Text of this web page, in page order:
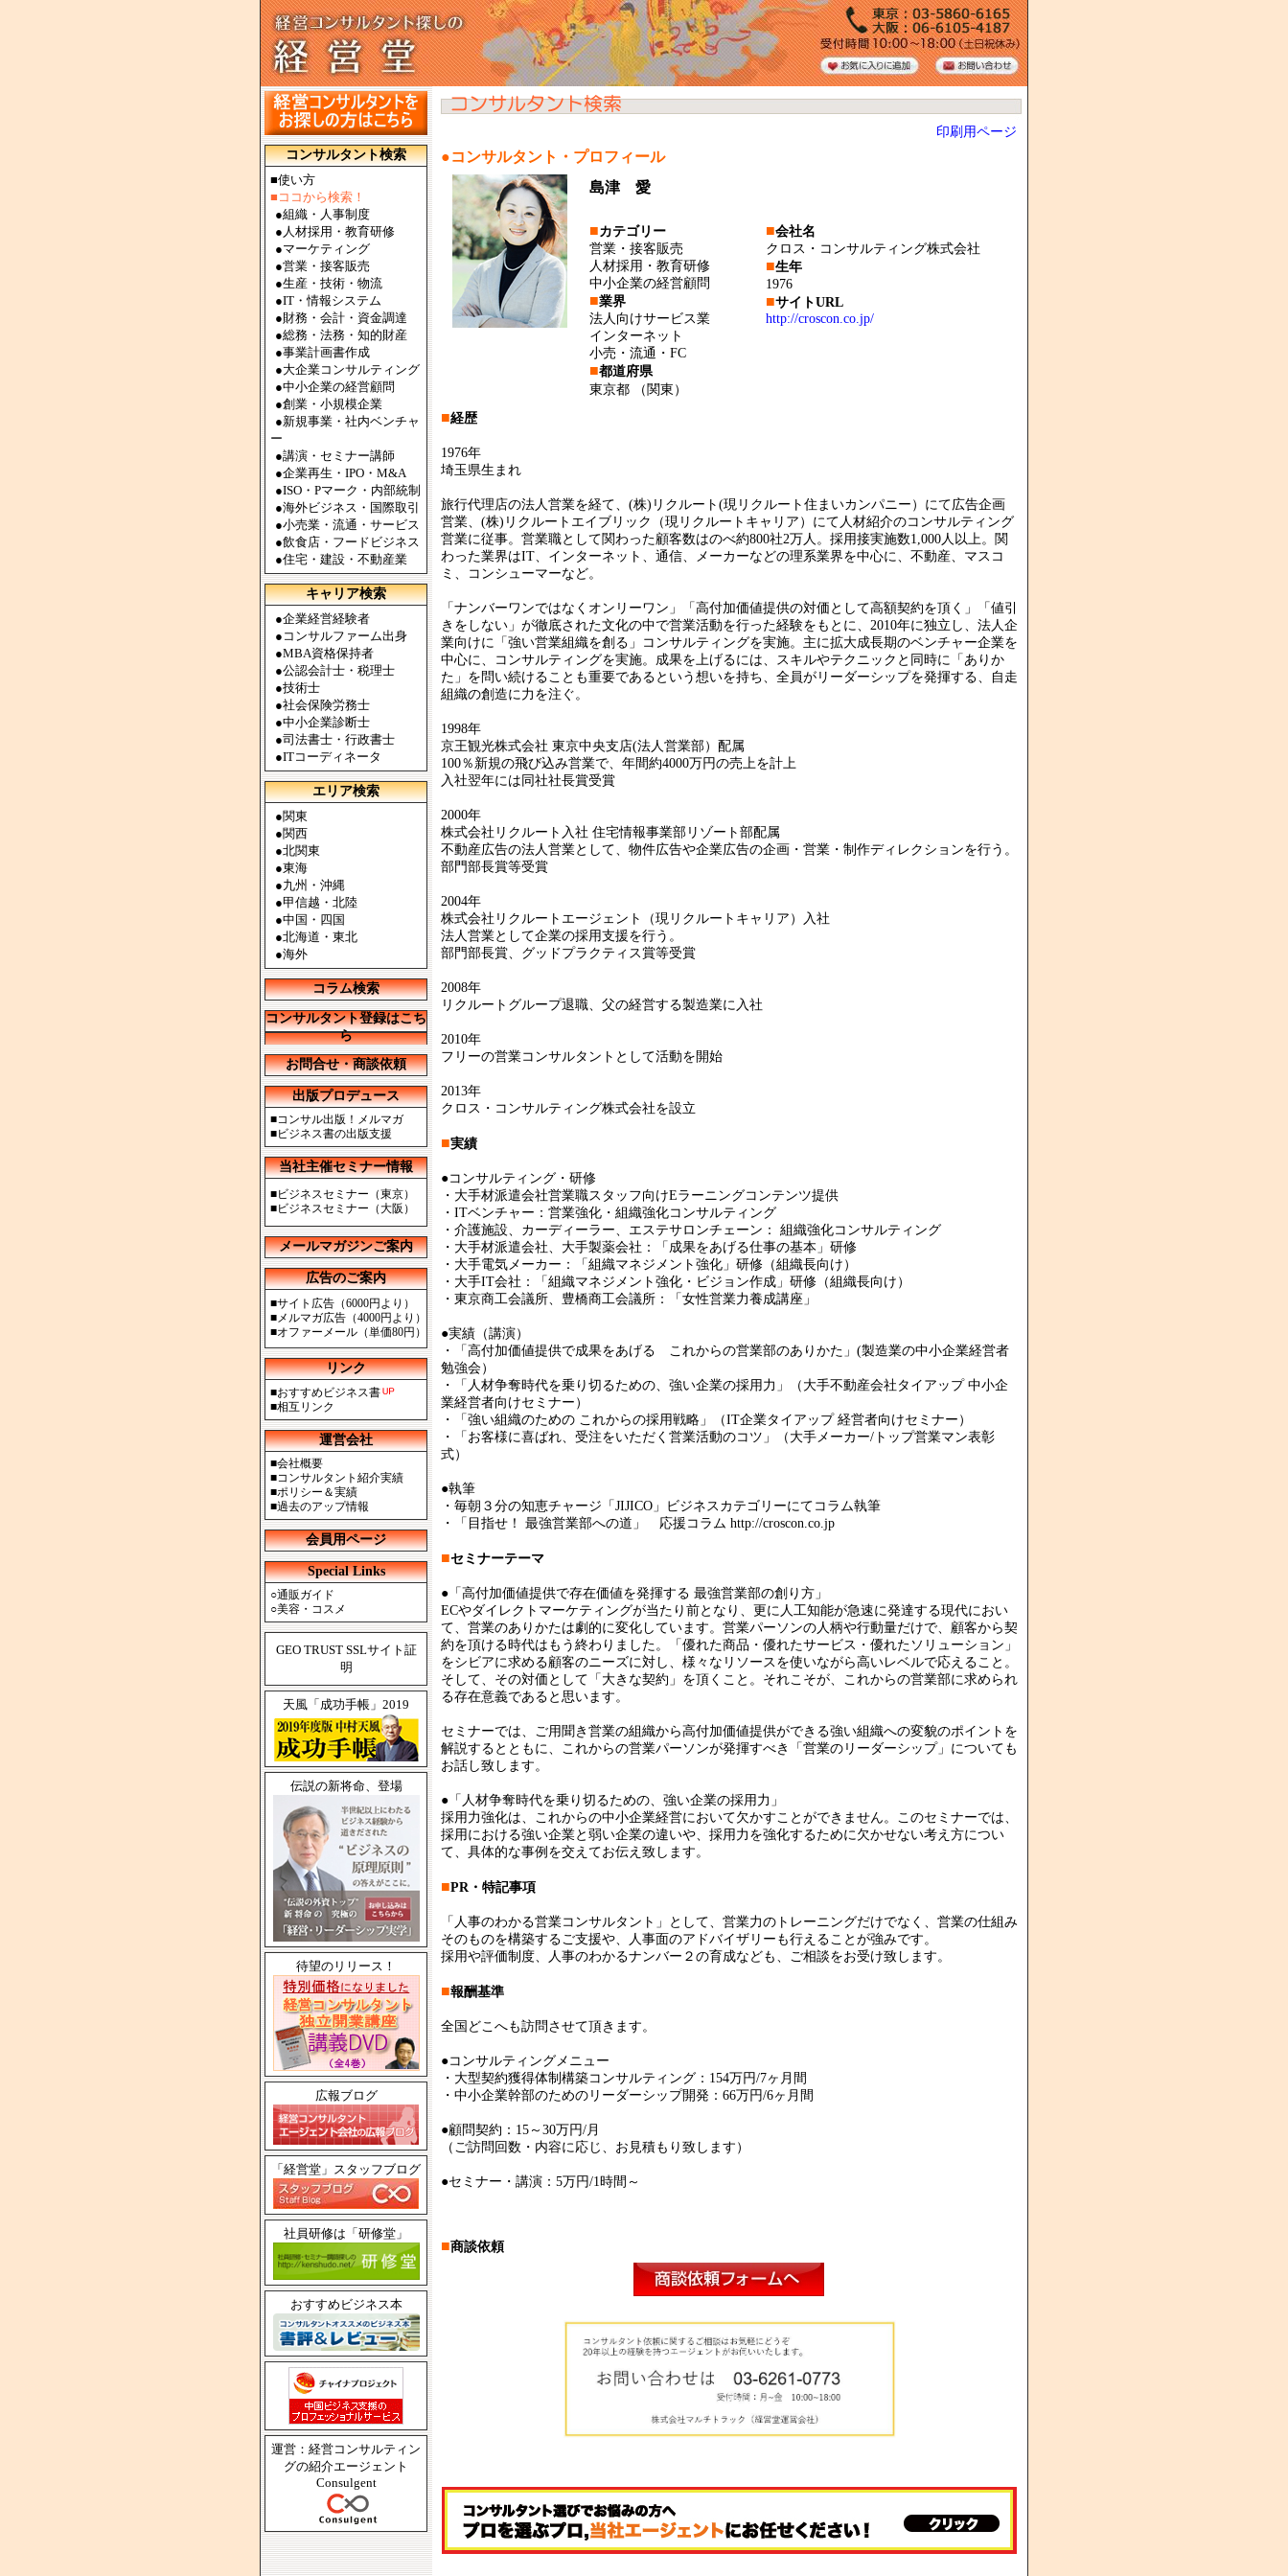
コンサルタント検索
■使い方
■ココから検索！
●組織・人事制度
● 人材採用・教育研修
●マーケティング
●営業・接客販売
●生産・技術・物流
●IT・情報システム
●財務・会計・資金調達
●総務・法務・知的財産
●事業計画書作成
●大企業コンサルティング
●中小企業の経営顧問
●創業・小規模企業
●新規事業・社内ベンチャ
ー
●講演・セミナー講師
●企業再生・IPO・M&A
●ISO・Pマーク・内部統制
●海外ビジネス・国際取引
●小売業・流通・サービス
●飲食店・フードビジネス
●住宅・建設・不動産業
キャリア検索
●企業経営経験者
● コンサルファーム出身
●MBA資格保持者
●公認会計士・税理士
●技術士
●社会保険労務士
●中小企業診断士
●司法書士・行政書士
●ITコーディネータ
エリア検索
●関東
●関西
●北関東
●東海
●九州・沖縄
●甲信越・北陸
●中国・四国
●北海道・東北
●海外
コラム検索
コンサルタント登録はこち
ら
お問合せ・商談依頼
出版プロデュース
■コンサル出版！メルマガ
■ビジネス書の出版支援
当社主催セミナー情報
■ビジネスセミナー（東京）
■ビジネスセミナー（大阪）
メールマガジンご案内
広告のご案内
■サイト広告（6000円より）
■メルマガ広告（4000円より）
■オファーメール（単価80円）
リンク
■おすすめビジネス書
■相互リンク
運営会社
■会社概要
■コンサルタント紹介実績
■ポリシー＆実績
■過去のアップ情報
会員用ページ
Special Links
○通販ガイド
○美容・コスメ
GEO TRUST SSLサイト証
明
天風「成功手帳」2019
伝説の新将命、登場
待望のリリース！
広報ブログ
「経営堂」スタッフブログ
社員研修は「研修堂」
おすすめビジネス本
運営：経営コンサルティン
グの紹介エージェント
Consulgent
印刷用ページ
●コンサルタント・プロフィール
島津 愛
■カテゴリー
営業・接客販売
人材採用・教育研修
中小企業の経営顧問
■業界
法人向けサービス業
インターネット
小売・流通・FC
■都道府県
東京都
（関東）
■会社名
クロス・コンサルティング株式会社
■生年
1976
■サイトURL
http://croscon.co.jp/
■経歴
1976年
埼玉県生まれ
旅行代理店の法人営業を経て、(株)リクルート(現リクルート住まいカンパニー）にて広告企画
営業、(株)リクルートエイブリック（現リクルートキャリア）にて人材紹介のコンサルティング
営業に従事。営業職として関わった顧客数はのべ約800社2万人。採用接実施数1,000人以上。関
わった業界はIT、インターネット、通信、メーカーなどの理系業界を中心に、不動産、マスコ
ミ、コンシューマーなど。
「ナンバーワンではなくオンリーワン」「高付加価値提供の対価として高額契約を頂く」「値引
きをしない」が徹底された文化の中で営業活動を行った経験をもとに、2010年に独立し、法人企
業向けに「強い営業組織を創る」コンサルティングを実施。主に拡大成長期のベンチャー企業を
中心に、コンサルティングを実施。成果を上げるには、スキルやテクニックと同時に「ありか
た」を問い続けることも重要であるという想いを持ち、全員がリーダーシップを発揮する、自走
組織の創造に力を注ぐ。
1998年
京王観光株式会社 東京中央支店(法人営業部）配属
100％新規の飛び込み営業で、年間約4000万円の売上を計上
入社翌年には同社社長賞受賞
2000年
株式会社リクルート入社 住宅情報事業部リゾート部配属
不動産広告の法人営業として、物件広告や企業広告の企画・営業・制作ディレクションを行う。
部門部長賞等受賞
2004年
株式会社リクルートエージェント（現リクルートキャリア）入社
法人営業として企業の採用支援を行う。
部門部長賞、グッドプラクティス賞等受賞
2008年
リクルートグループ退職、父の経営する製造業に入社
2010年
フリーの営業コンサルタントとして活動を開始
2013年
クロス・コンサルティング株式会社を設立
■実績
●コンサルティング・研修
・大手材派遣会社営業職スタッフ向けEラーニングコンテンツ提供
・ITベンチャー：営業強化・組織強化コンサルティング
・介護施設、カーディーラー、エステサロンチェーン： 組織強化コンサルティング
・大手材派遣会社、大手製薬会社：「成果をあげる仕事の基本」研修
・大手電気メーカー：「組織マネジメント強化」研修（組織長向け）
・大手IT会社：「組織マネジメント強化・ビジョン作成」研修（組織長向け）
・東京商工会議所、豊橋商工会議所：「女性営業力養成講座」
●実績（講演）
・「高付加価値提供で成果をあげる これからの営業部のありかた」(製造業の中小企業経営者
勉強会）
・「人材争奪時代を乗り切るための、強い企業の採用力」（大手不動産会社タイアップ 中小企
業経営者向けセミナー）
・「強い組織のための これからの採用戦略」（IT企業タイアップ 経営者向けセミナー）
・「お客様に喜ばれ、受注をいただく営業活動のコツ」（大手メーカー/トップ営業マン表彰
式）
●執筆
・毎朝３分の知恵チャージ「JIJICO」ビジネスカテゴリーにてコラム執筆
・「目指せ！ 最強営業部への道」 応援コラム http://croscon.co.jp
■セミナーテーマ
●「高付加価値提供で存在価値を発揮する 最強営業部の創り方」
ECやダイレクトマーケティングが当たり前となり、更に人工知能が急速に発達する現代におい
て、営業のありかたは劇的に変化しています。営業パーソンの人柄や行動量だけで、顧客から契
約を頂ける時代はもう終わりました。「優れた商品・優れたサービス・優れたソリューション」
をシビアに求める顧客のニーズに対し、様々なリソースを使いながら高いレベルで応えること。
そして、その対価として「大きな契約」を頂くこと。それこそが、これからの営業部に求められ
る存在意義であると思います。
セミナーでは、ご用聞き営業の組織から高付加価値提供ができる強い組織への変貌のポイントを
解説するとともに、これからの営業パーソンが発揮すべき「営業のリーダーシップ」についても
お話し致します。
●「人材争奪時代を乗り切るための、強い企業の採用力」
採用力強化は、これからの中小企業経営において欠かすことができません。このセミナーでは、
採用における強い企業と弱い企業の違いや、採用力を強化するために欠かせない考え方につい
て、具体的な事例を交えてお伝え致します。
■PR・特記事項
「人事のわかる営業コンサルタント」として、営業力のトレーニングだけでなく、営業の仕組み
そのものを構築するご支援や、人事面のアドバイザリーも行えることが強みです。
採用や評価制度、人事のわかるナンバー２の育成なども、ご相談をお受け致します。
■報酬基準
全国どこへも訪問させて頂きます。
●コンサルティングメニュー
・大型契約獲得体制構築コンサルティング：154万円/7ヶ月間
・中小企業幹部のためのリーダーシップ開発：66万円/6ヶ月間
●顧問契約：15～30万円/月
（ご訪問回数・内容に応じ、お見積もり致します）
●セミナー・講演：5万円/1時間～
■商談依頼